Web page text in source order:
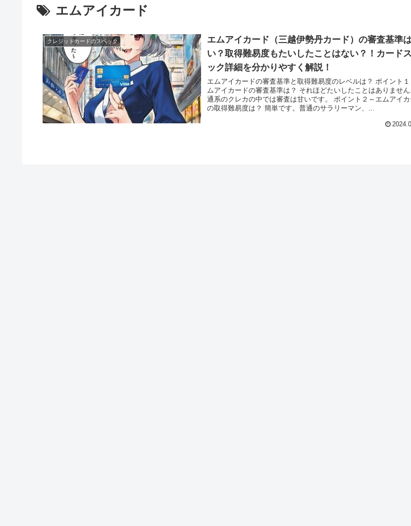
エムアイカード
クレジットカードのスペック
エムアイカード（三越伊勢丹カード）の審査基準
い？取得難易度もたいしたことはない？！カード
ック詳細を分かりやすく解説！
エムアイカードの審査基準と取得難易度のレベルは？ ポイント
ムアイカードの審査基準は？ それほどたいしたことはありませ
通系のクレカの中では審査は甘いです。 ポイント２～エムアイカ
の取得難易度は？ 簡単です。普通のサラリーマン、...